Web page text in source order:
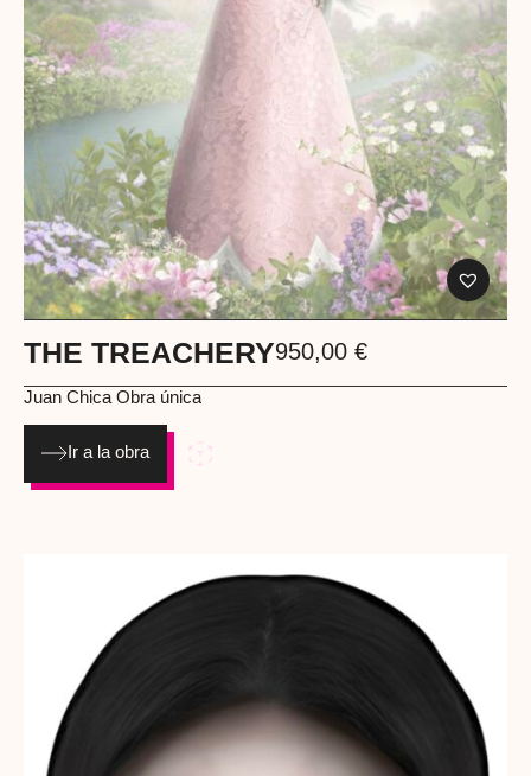
THE TREACHERY950,00 €
Juan Chica Obra única
Ir a la obra